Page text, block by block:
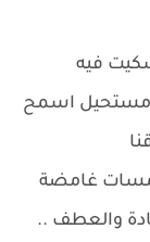
شكيت فيه
اسمح
غامضة
والعطف ..